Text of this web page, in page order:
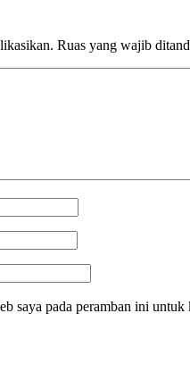
Ruas yang wajib
saya pada peramban ini